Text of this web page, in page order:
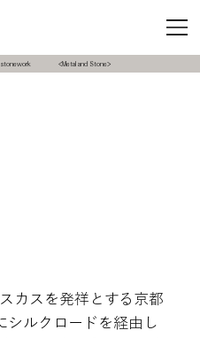
stonework <Metal and Stone>
カスを発祥とする京都
シルクロードを経由し